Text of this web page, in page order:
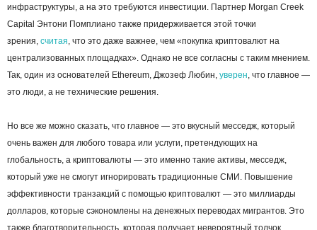
инфраструктуры, а на это требуются инвестиции. Партнер Morgan Creek
Capital Энтони Помплиано также придерживается этой точки
зрения, считая, что это даже важнее, чем «покупка криптовалют на
централизованных площадках». Однако не все согласны с таким мнением.
Так, один из основателей Ethereum, Джозеф Любин, уверен, что главное —
это люди, а не технические решения.
Но все же можно сказать, что главное — это вкусный месседж, который
очень важен для любого товара или услуги, претендующих на
глобальность, а криптовалюты — это именно такие активы, месседж,
который уже не смогут игнорировать традиционные СМИ. Повышение
эффективности транзакций с помощью криптовалют — это миллиарды
долларов, которые сэкономлены на денежных переводах мигрантов. Это